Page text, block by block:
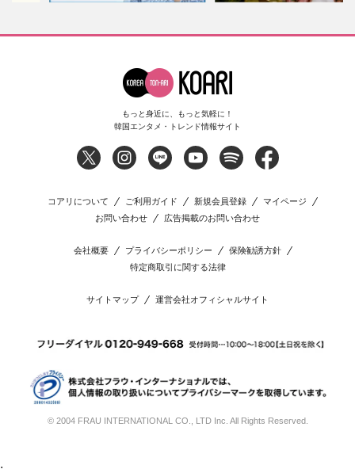
もっと身近に、もっと気軽に！
韓国エンタメ・トレンド情報サイト
コアリについて ご利用ガイド 新規会員登録
マイページ
お問い合わせ
広告掲載のお問い合わせ
会社概要 プライバシーポリシー
保険勧誘方針
特定商取引に関する法律
サイトマップ 運営会社オフィシャルサイト
© 2004 FRAU INTERNATIONAL CO., LTD Inc. All Rights Reserved.